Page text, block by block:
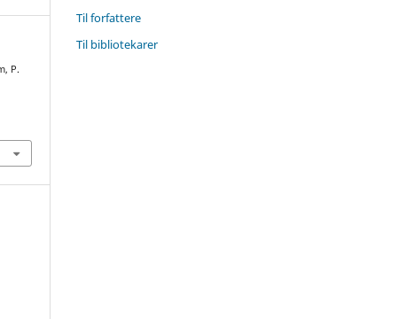
P.
Til forfattere
Til bibliotekarer